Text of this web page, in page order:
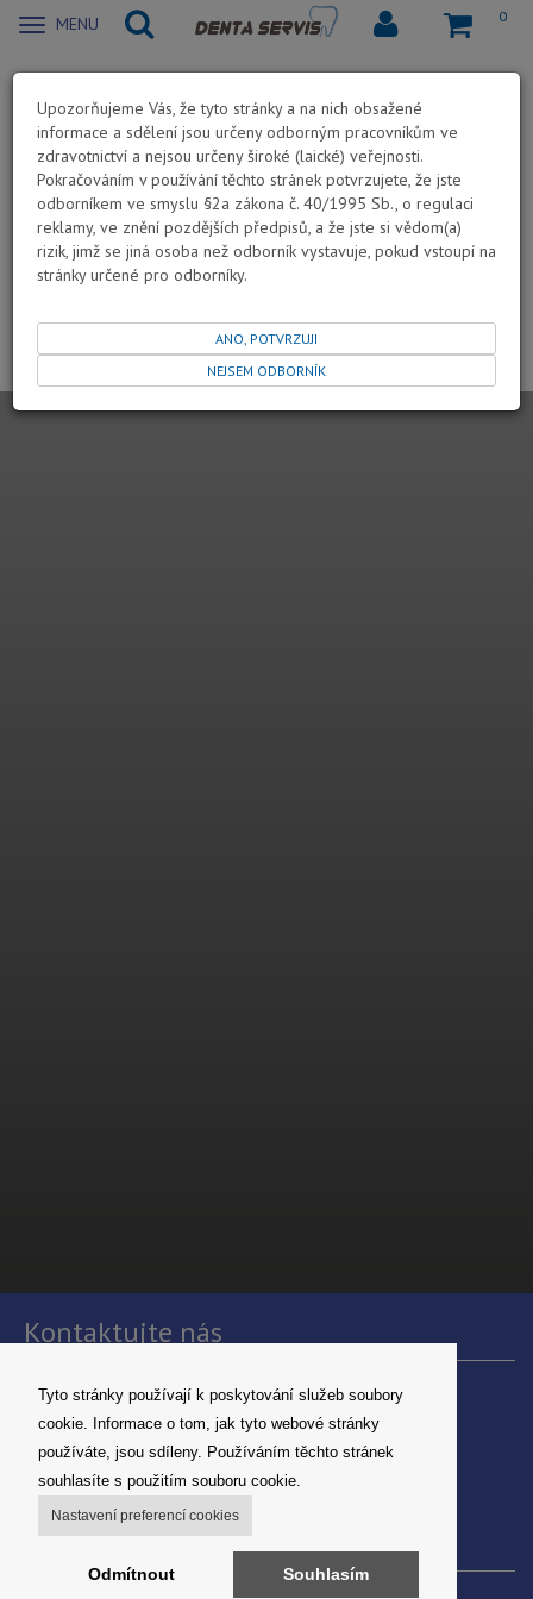
Tyto stránky používají k poskytování služeb soubory
cookie. Informace o tom, jak tyto webové stránky
používáte, jsou sdíleny. Používáním těchto stránek
souhlasíte s použitím souboru cookie.
Nastavení preferencí cookies
Odmítnout Souhlasím
Zobrazit
MENU 0
Hledaný řetězec-1výrobky
1
Kontaktujte nás
Denta servis, s.r.o.
U Pily 581, 37001 České Budějovice
telefon: +420777102488
E-mail:
info@dentaservis.cz
IČO: 06503721
Odkazy
Upozorňujeme Vás, že tyto stránky a na nich obsažené
informace a sdělení jsou určeny odborným pracovníkům ve
zdravotnictví a nejsou určeny široké (laické) veřejnosti.
Pokračováním v používání těchto stránek potvrzujete, že jste
odborníkem ve smyslu §2a zákona č. 40/1995 Sb., o regulaci
reklamy, ve znění pozdějších předpisů, a že jste si vědom(a)
rizik, jimž se jiná osoba než odborník vystavuje, pokud vstoupí na
stránky určené pro odborníky.
ANO, POTVRZUJI
NEJSEM ODBORNÍK